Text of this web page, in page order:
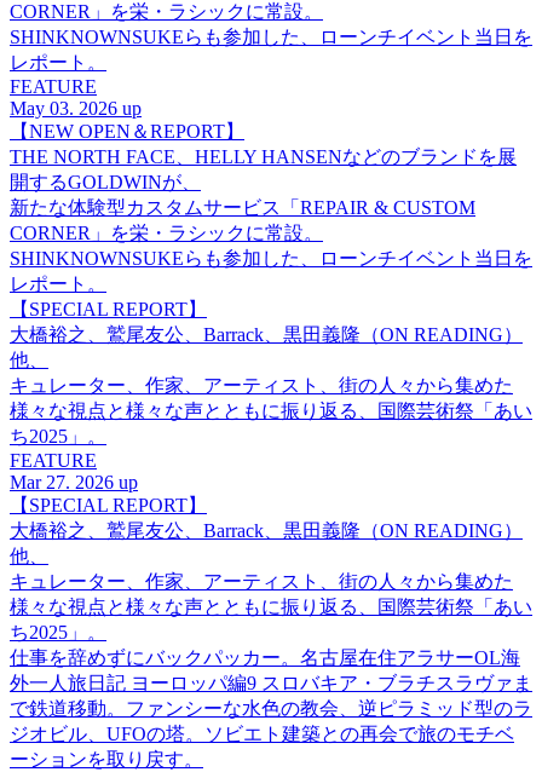
CORNER」を栄・ラシックに常設。
SHINKNOWNSUKEらも参加した、ローンチイベント当日を
レポート。
FEATURE
May 03. 2026 up
【NEW OPEN＆REPORT】
THE NORTH FACE、HELLY HANSENなどのブランドを展
開するGOLDWINが、
新たな体験型カスタムサービス「REPAIR & CUSTOM
CORNER」を栄・ラシックに常設。
SHINKNOWNSUKEらも参加した、ローンチイベント当日を
レポート。
【SPECIAL REPORT】
大橋裕之、鷲尾友公、Barrack、黒田義隆（ON READING）
他、
キュレーター、作家、アーティスト、街の人々から集めた
様々な視点と様々な声とともに振り返る、国際芸術祭「あい
ち2025」。
FEATURE
Mar 27. 2026 up
【SPECIAL REPORT】
大橋裕之、鷲尾友公、Barrack、黒田義隆（ON READING）
他、
キュレーター、作家、アーティスト、街の人々から集めた
様々な視点と様々な声とともに振り返る、国際芸術祭「あい
ち2025」。
仕事を辞めずにバックパッカー。名古屋在住アラサーOL海
外一人旅日記 ヨーロッパ編9 スロバキア・ブラチスラヴァま
で鉄道移動。ファンシーな水色の教会、逆ピラミッド型のラ
ジオビル、UFOの塔。ソビエト建築との再会で旅のモチベ
ーションを取り戻す。